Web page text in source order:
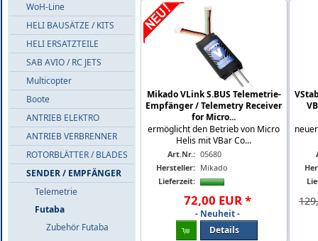
WoH-Line
HELI BAUSÄTZE / KITS
HELI ERSATZTEILE
SAB AVIO / RC JETS
Multicopter
Boote
ANTRIEB ELEKTRO
ANTRIEB VERBRENNER
ROTORBLÄTTER / BLADES
SENDER / EMPFÄNGER
Telemetrie
Futaba
Zubehör Futaba
Mikado VLink S.BUS Telemetrie-
Empfänger / Telemetry Receiver
for Micro...
ermöglicht den Betrieb von Micro
Helis mit VBar Co...
Art.Nr.: 05680
Hersteller: Mikado
Lieferzeit:
72,00 EUR*
- Neuheit -
Details